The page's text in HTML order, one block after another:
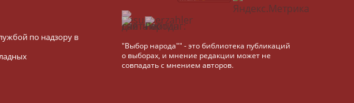
по надзору в
"Выбор народа"" - это библиотека публикаций
о выборах, и мнение редакции может не
совпадать с мнением авторов.